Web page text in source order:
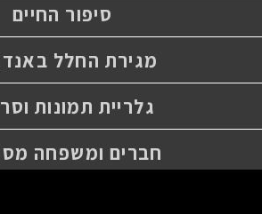
סיפור החיים
מגירת החלל
גלריית תמונות
חברים ומשפחה